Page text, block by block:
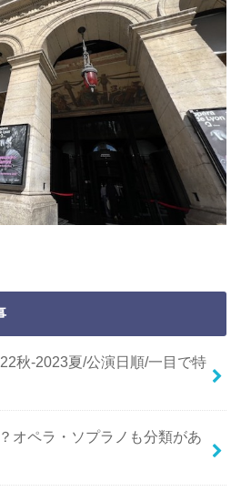
秋-2023夏/公演日順/一目で特
オペラ・ソプラノも分類があ